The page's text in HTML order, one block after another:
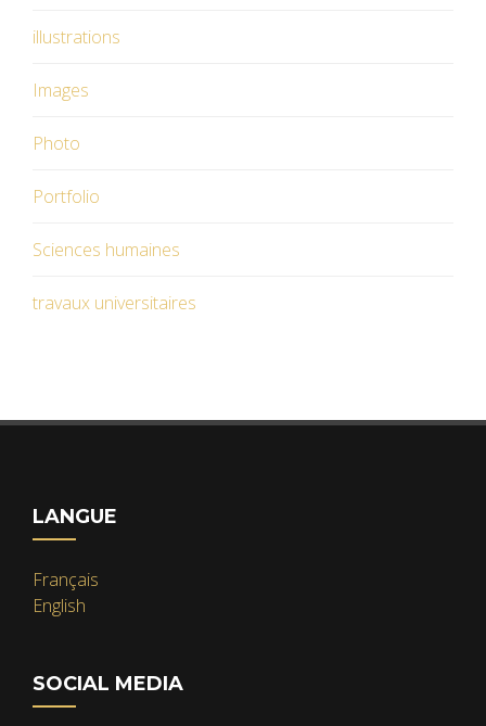
illustrations
Images
Photo
Portfolio
Sciences humaines
travaux universitaires
LANGUE
Français
English
SOCIAL MEDIA